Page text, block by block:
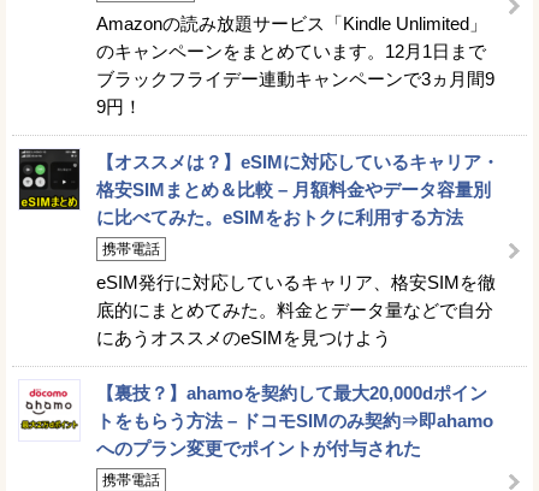
Amazonの読み放題サービス「Kindle Unlimited」
のキャンペーンをまとめています。12月1日まで
ブラックフライデー連動キャンペーンで3ヵ月間9
9円！
【オススメは？】eSIMに対応しているキャリア・
格安SIMまとめ＆比較 – 月額料金やデータ容量別
に比べてみた。eSIMをおトクに利用する方法
携帯電話
eSIM発行に対応しているキャリア、格安SIMを徹
底的にまとめてみた。料金とデータ量などで自分
にあうオススメのeSIMを見つけよう
【裏技？】ahamoを契約して最大20,000dポイン
トをもらう方法 – ドコモSIMのみ契約⇒即ahamo
へのプラン変更でポイントが付与された
携帯電話